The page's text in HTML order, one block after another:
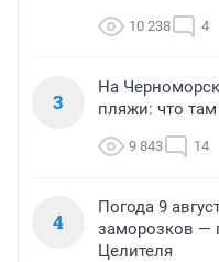
10 238 4
3
На
пляжи: что
9 843 14
4
Погода 9
заморозков —
Целителя